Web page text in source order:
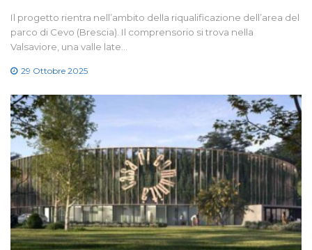
Il progetto rientra nell’ambito della riqualificazione dell’area del
parco di Cevo (Brescia). Il comprensorio si trova nella
Valsaviore, una valle late…
29 Ottobre 2025